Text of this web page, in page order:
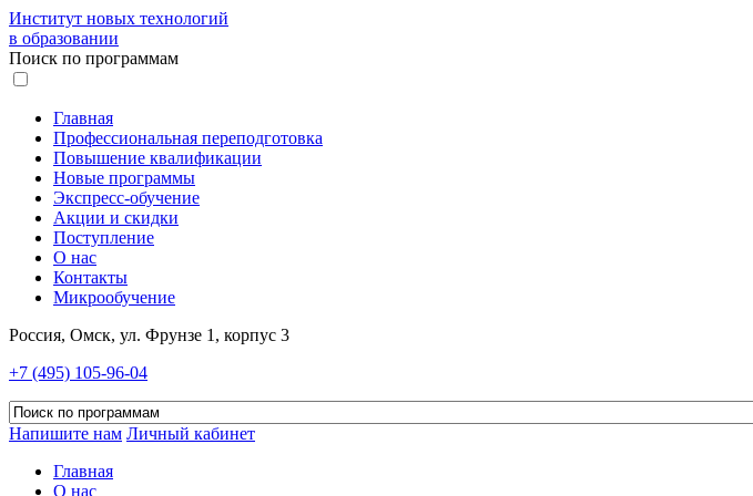
Институт новых технологий
в образовании
Поиск по программам
Главная
Профессиональная переподготовка
Повышение квалификации
Новые программы
Экспресс-обучение
Акции и скидки
Поступление
О нас
Контакты
Микрообучение
Россия, Омск, ул. Фрунзе 1, корпус 3
+7 (495) 105-96-04
Напишите нам Личный кабинет
Главная
О нас